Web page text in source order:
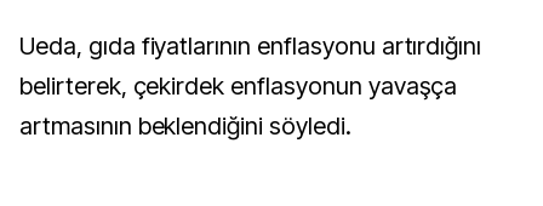
Ueda, gıda fiyatlarının enflasyonu artırdığını
belirterek, çekirdek enflasyonun yavaşça
artmasının beklendiğini söyledi.